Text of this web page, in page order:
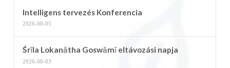
Intelligens tervezés Konferencia
2026-08-05
Śrīla Lokanātha Goswāmī eltávozási napja
2026-08-03